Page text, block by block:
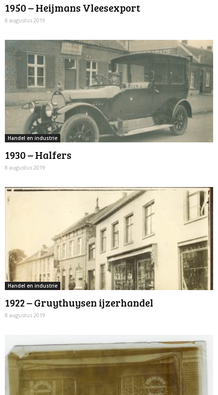
1950 – Heijmans Vleesexport
8 augustus 2019
Handel en industrie
1930 – Halfers
8 augustus 2019
Handel en industrie
1922 – Gruythuysen ijzerhandel
8 augustus 2019